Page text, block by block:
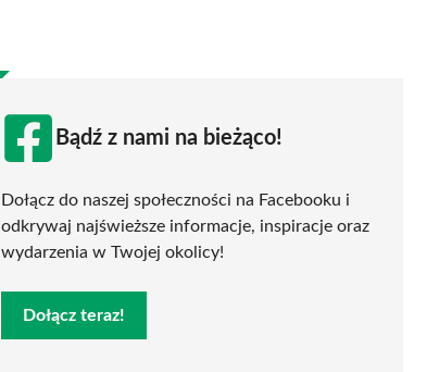
Bądź z nami na bieżąco!
Dołącz do naszej społeczności na Facebooku i
odkrywaj najświeższe informacje, inspiracje oraz
wydarzenia w Twojej okolicy!
Dołącz teraz!